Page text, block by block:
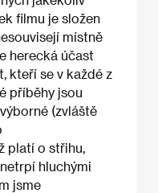
filmu je složen
místně
herecká účast
kteří se v každé z
příběhy jsou
(zvláště
platí o střihu,
hluchými
jsme